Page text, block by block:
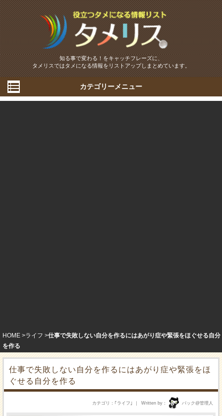
知る事で変わる！をキャッチフレーズに、
タメリスではタメになる情報をリストアップしまとめています。
カテゴリーメニュー
HOME ライフ
仕事で失敗しない自分を作るにはあがり症や緊張をほぐせる自分
を作る
仕事で失敗しない自分を作るにはあがり症や緊張をほ
ぐせる自分を作る
Written by パック@管理人
カテゴリ ｢ ライフ ｣